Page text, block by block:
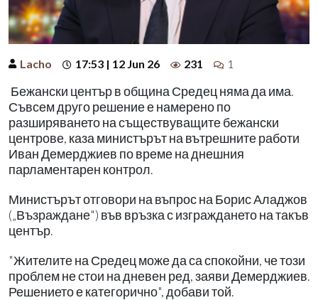
Lacho 17:53 | 12 Jun 26 231 1
Бежански център в община Средец няма да има.
Съвсем друго решение е намерено по
разширяването на съществуващите бежански
центрове, каза министърът на вътрешните работи
Иван Демерджиев по време на днешния
парламентарен контрол.
Министърът отговори на въпрос на Борис Аладжов
(„Възраждане") във връзка с изграждането на такъв
център.
"Жителите на Средец може да са спокойни, че този
проблем не стои на дневен ред, заяви Демерджиев.
Решението е категорично", добави той.